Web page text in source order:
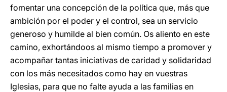
fomentar una concepción de la política que, más que
ambición por el poder y el control, sea un servicio
generoso y humilde al bien común. Os aliento en este
camino, exhortándoos al mismo tiempo a promover y
acompañar tantas iniciativas de caridad y solidaridad
con los más necesitados como hay en vuestras
Iglesias, para que no falte ayuda a las familias en